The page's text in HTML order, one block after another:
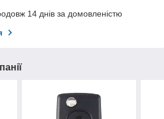
14 днів за домовленістю